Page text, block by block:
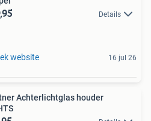
Details
website 16 jul 26
Achterlichtglas houder